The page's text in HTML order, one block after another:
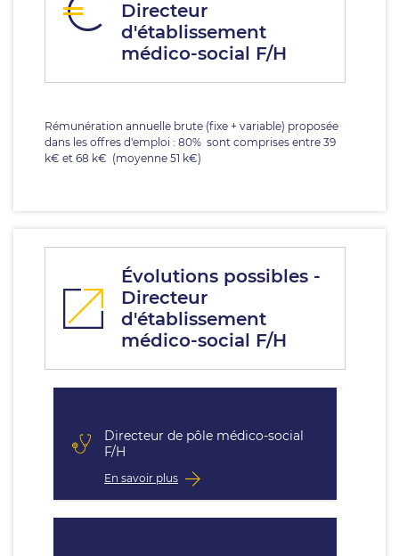
Directeur
d'établissement
médico-social F/H
Rémunération annuelle brute (fixe + variable) proposée
dans les offres d'emploi : 80% sont comprises entre 39
k€ et 68 k€ (moyenne 51 k€)
Évolutions possibles -
Directeur
d'établissement
médico-social F/H
Directeur de pôle médico-social
F/H
En savoir plus